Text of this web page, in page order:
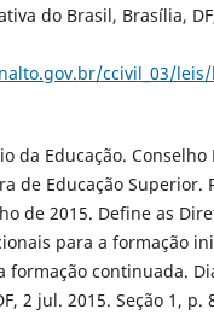
do Brasil, Brasília,
ccivil_03/
da Educação.
de Educação Superior.
de 2015. Define as
para a formação
formação continuada.
2 jul. 2015. Seção 1, p.